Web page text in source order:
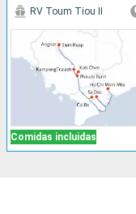
Comidas incluidas
RV Toum Tiou II